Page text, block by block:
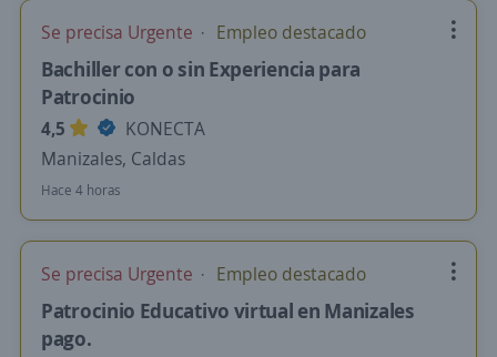
Se precisa Urgente Empleo destacado
Bachiller con o sin Experiencia para
Patrocinio
4,5
KONECTA
Manizales, Caldas
Hace 4 horas
Se precisa Urgente Empleo destacado
Patrocinio Educativo virtual en Manizales
pago.